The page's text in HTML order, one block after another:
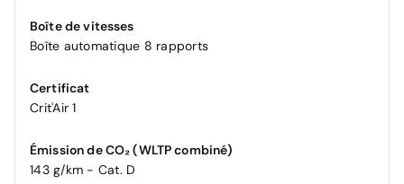
Boîte de vitesses
Boîte automatique 8 rapports
Certificat
Crit'Air 1
Émission de CO₂ (WLTP combiné)
143 g/km - Cat. D